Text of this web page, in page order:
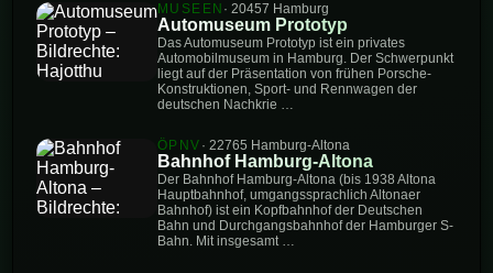
MUSEEN · 20457 Hamburg
Automuseum Prototyp
Das Automuseum Prototyp ist ein privates
Automobilmuseum in Hamburg. Der Schwerpunkt
liegt auf der Präsentation von frühen Porsche-
Konstruktionen, Sport- und Rennwagen der
deutschen Nachkrie …
ÖPNV · 22765 Hamburg-Altona
Bahnhof Hamburg-Altona
Der Bahnhof Hamburg-Altona (bis 1938 Altona
Hauptbahnhof, umgangssprachlich Altonaer
Bahnhof) ist ein Kopfbahnhof der Deutschen
Bahn und Durchgangsbahnhof der Hamburger S-
Bahn. Mit insgesamt …